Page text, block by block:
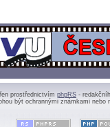
prostřednictvím phpRS -
být ochrannými známkami